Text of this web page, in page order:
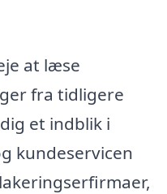
at læse
fra tidligere
et indblik i
kundeservicen